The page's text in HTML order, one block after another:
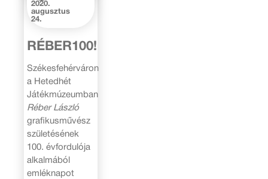
2020.
augusztus
24.
RÉBER100!
Székesfehérváron
a Hetedhét
Játékmúzeumban
Réber László
grafikusművész
születésének
100. évfordulója
alkalmából
emléknapot